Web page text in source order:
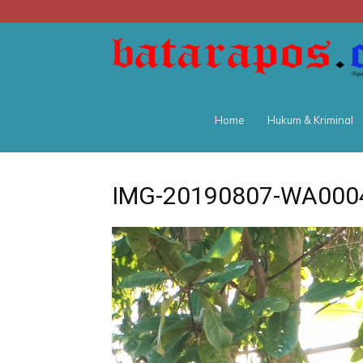
Home Hukum & Kriminal
IMG-20190807-